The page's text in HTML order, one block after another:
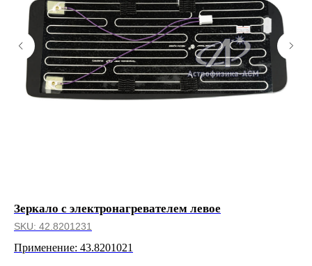
Зеркало с электронагревателем левое
SKU: 42.8201231
Применение: 43.8201021